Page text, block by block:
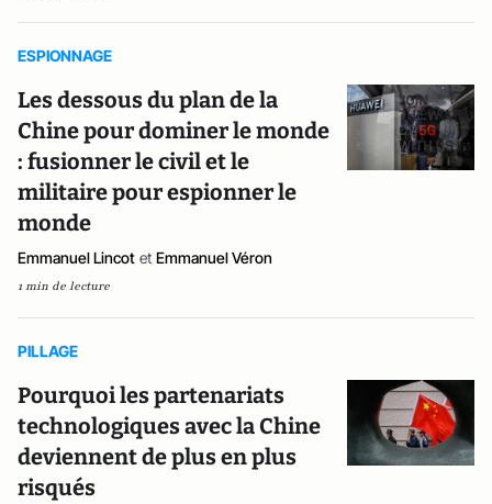
ESPIONNAGE
Les dessous du plan de la
Chine pour dominer le monde
: fusionner le civil et le
militaire pour espionner le
monde
Emmanuel Lincot et Emmanuel Véron
1 min de lecture
PILLAGE
Pourquoi les partenariats
technologiques avec la Chine
deviennent de plus en plus
risqués